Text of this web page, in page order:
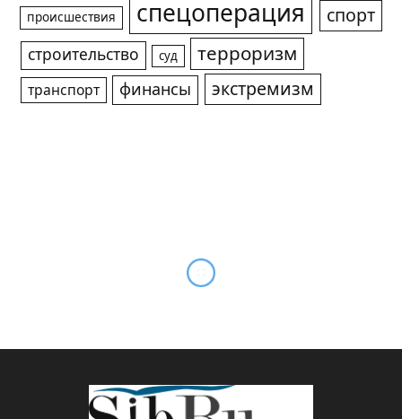
происшествия спецоперация спорт
строительство суд терроризм
транспорт финансы экстремизм